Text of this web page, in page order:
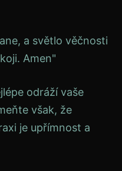
a světlo věčnosti
Amen"
odráží vaše
však, že
je upřímnost a